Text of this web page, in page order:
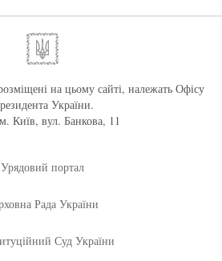
на цьому сайті, належать Офісу
України.
Київ, вул. Банкова, 11
Урядовий портал
Рада України
Суд України